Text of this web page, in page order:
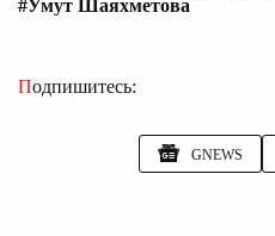
#Умут Шаяхметова
Подпишитесь:
GNEWS